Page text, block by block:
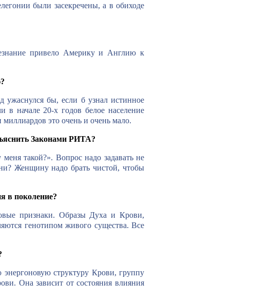
были засекречены, а в обиходе
привело Америку и Англию к
ужаснулся бы, если б узнал истинное
в начале 20-х годов белое население
миллиардов это очень и очень мало.
Законами РИТА?
такой?». Вопрос надо задавать не
Женщину надо брать чистой, чтобы
в поколение?
признаки. Образы Духа и Крови,
генотипом живого существа. Все
структуру Крови, группу
Она зависит от состояния влияния